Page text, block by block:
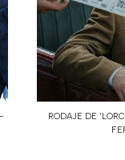
RODAJE DE